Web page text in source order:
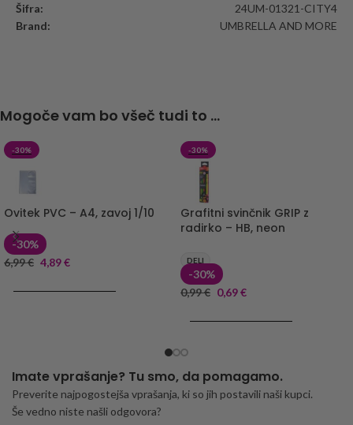
Šifra:
24UM-01321-CITY4
Brand:
UMBRELLA AND MORE
Mogoče vam bo všeč tudi to ...
-30%
Ovitek PVC – A4, zavoj 1/10
-30%
6,99€ 4,89€
-30%
Grafitni svinčnik GRIP z
radirko – HB, neon
DELI
-30%
0,99€ 0,69€
Imate vprašanje? Tu smo, da pomagamo.
Preverite najpogostejša vprašanja, ki so jih postavili naši kupci.
Še vedno niste našli odgovora?